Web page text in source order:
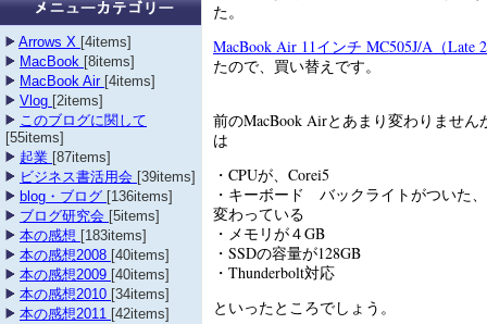
Arrows X [4items]
MacBook [8items]
MacBook Air [4items]
Vlog [2items]
このブログに関して
[55items]
起業 [87items]
ビジネス書活用会 [39items]
blog・ブログ [136items]
ブログ研究会 [5items]
本の感想 [183items]
本の感想2008 [40items]
本の感想2009 [40items]
本の感想2010 [34items]
本の感想2011 [42items]
た。
MacBook Air 11インチ MC505J/A（Late
たので、買い替えです。
前のMacBook Airとあまり変わりません
は
・CPUが、Corei5
・キーボード バックライトがついた
変わっている
・メモリが４GB
・SSDの容量が128GB
・Thunderbolt対応
といったところでしょう。